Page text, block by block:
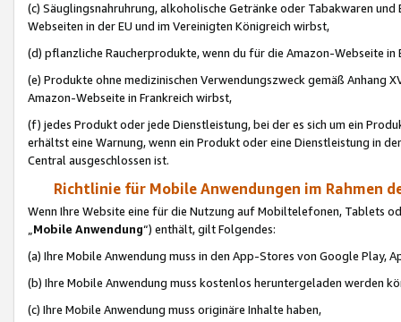
(c) Säuglingsnahruhrung, alkoholische Getränke oder Tabakwaren
Webseiten in der EU und im Vereinigten Königreich wirbst,
(d) pflanzliche Raucherprodukte, wenn du für die Amazon-Webseite in
(e) Produkte ohne medizinischen Verwendungszweck gemäß Anhang
Amazon-Webseite in Frankreich wirbst,
(f) jedes Produkt oder jede Dienstleistung, bei der es sich um ein
erhältst eine Warnung, wenn ein Produkt oder eine Dienstleistung in
Central ausgeschlossen ist.
Richtlinie für Mobile Anwendungen im Rahmen
Wenn Ihre Website eine für die Nutzung auf Mobiltelefonen, Tablets
„Mobile Anwendung“) enthält, gilt Folgendes:
(a) Ihre Mobile Anwendung muss in den App-Stores von Google Play,
(b) Ihre Mobile Anwendung muss kostenlos heruntergeladen werden
(c) Ihre Mobile Anwendung muss originäre Inhalte haben,